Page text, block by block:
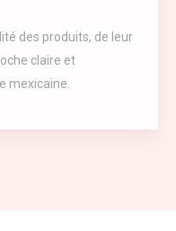
des produits, de leur
claire et
mexicaine.